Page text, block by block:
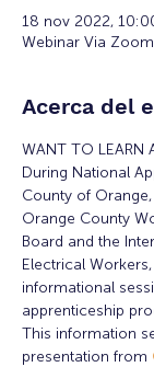
18 nov 2022,
Webinar Via Zoom
Acerca del
WANT TO LEARN
During National
County of
Orange County
Board and the
Electrical
informational
apprenticeship
T﻿his information
presentation from